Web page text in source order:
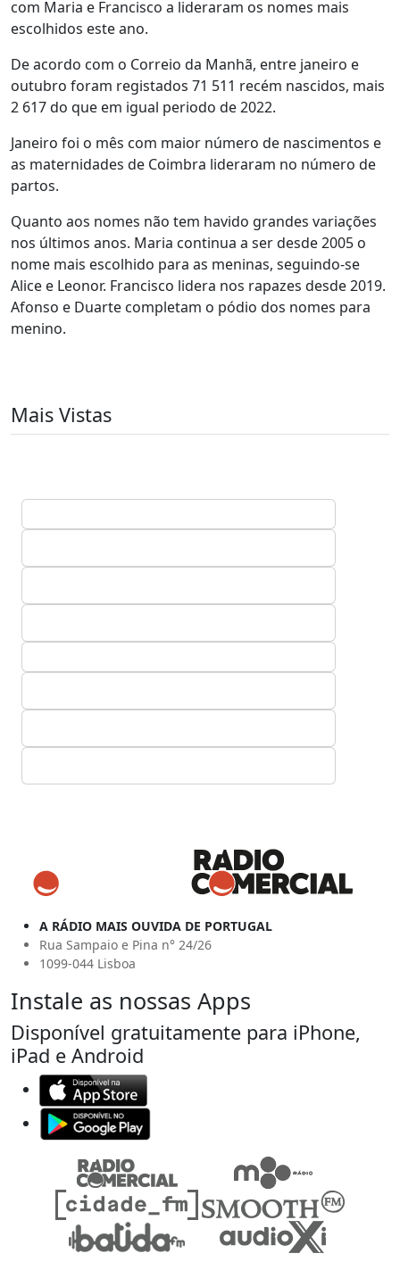
com Maria e Francisco a lideraram os nomes mais
escolhidos este ano.
De acordo com o Correio da Manhã, entre janeiro e
outubro foram registados 71 511 recém nascidos, mais
2 617 do que em igual periodo de 2022.
Janeiro foi o mês com maior número de nascimentos e
as maternidades de Coimbra lideraram no número de
partos.
Quanto aos nomes não tem havido grandes variações
nos últimos anos. Maria continua a ser desde 2005 o
nome mais escolhido para as meninas, seguindo-se
Alice e Leonor. Francisco lidera nos rapazes desde 2019.
Afonso e Duarte completam o pódio dos nomes para
menino.
Mais Vistas
A RÁDIO MAIS OUVIDA DE PORTUGAL
Rua Sampaio e Pina n° 24/26
1099-044 Lisboa
Instale as nossas Apps
Disponível gratuitamente para iPhone,
iPad e Android